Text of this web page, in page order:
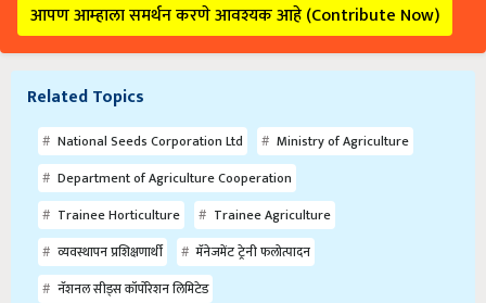
आपण आम्हाला समर्थन करणे आवश्यक आहे (Contribute Now)
Related Topics
National Seeds Corporation Ltd
Ministry of Agriculture
Department of Agriculture Cooperation
Trainee Horticulture
Trainee Agriculture
व्यवस्थापन प्रशिक्षणार्थी
मॅनेजमेंट ट्रेनी फलोत्पादन
नॅशनल सीड्स कॉर्पोरेशन लिमिटेड